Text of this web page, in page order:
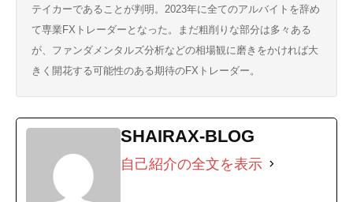
テイカーであることが判明。2023年に全てのアルバイトを辞め
て専業FXトレーダーとなった。まだ粗削りな部分は多々ある
が、ファンダメンタルズ分析などの相場観に磨きをかければ大
きく開花する可能性のある期待のFXトレーダー。
SHAIRAX-BLOG
自己紹介の全文を表示